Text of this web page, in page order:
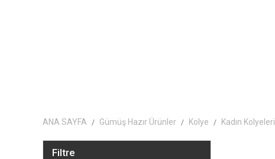
ANA SAYFA Gümüş Hazır Ürünler Kolye Kadın Kolyeleri
Filtre